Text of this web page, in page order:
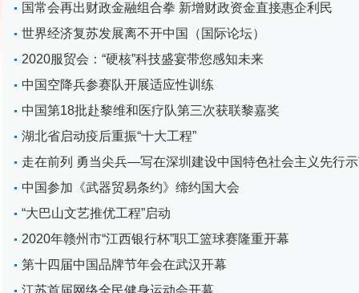
国常会再出财政金融组合拳 新增财政资金直接惠企利民
世界经济复苏发展离不开中国（国际论坛）
2020服贸会：“硬核”科技盛宴带您感知未来
中国空降兵参赛队开展适应性训练
中国第18批赴黎维和医疗队第三次获联黎嘉奖
湖北省启动疫后重振“十大工程”
走在前列 勇当尖兵—写在深圳建设中国特色社会主义先行
中国参加《武器贸易条约》缔约国大会
“大巴山文艺推优工程”启动
2020年赣州市“江西银行杯”职工篮球赛隆重开幕
第十四届中国品牌节年会在武汉开幕
江苏首届网络全民健身运动会开幕